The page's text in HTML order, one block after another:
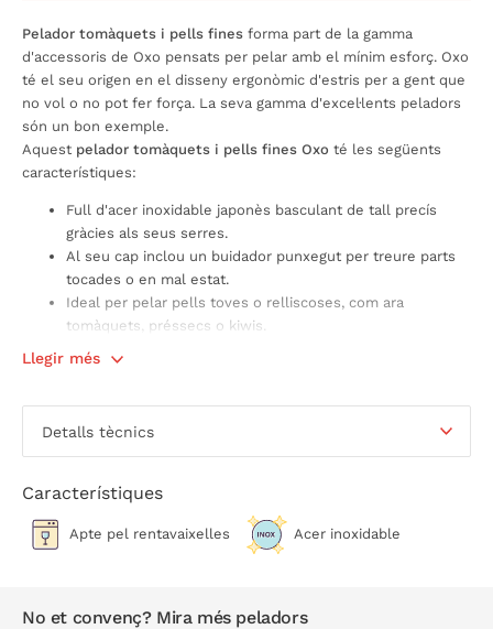
Pelador tomàquets i pells fines forma part de la gamma
d'accessoris de Oxo pensats per pelar amb el mínim esforç. Oxo
té el seu origen en el disseny ergonòmic d'estris per a gent que
no vol o no pot fer força. La seva gamma d'excel·lents peladors
són un bon exemple.
Aquest pelador tomàquets i pells fines Oxo té les següents
característiques:
Full d'acer inoxidable japonès basculant de tall precís
gràcies als seus serres.
Al seu cap inclou un buidador punxegut per treure parts
tocades o en mal estat.
Ideal per pelar pells toves o relliscoses, com ara
tomàquets, préssecs o kiwis.
Mànec antilliscant i ergonòmic.
Llegir més
Detalls tècnics
Característiques
Apte pel rentavaixelles Acer inoxidable
No et convenç? Mira més peladors